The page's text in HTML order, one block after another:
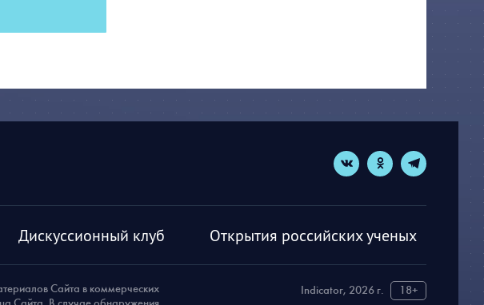
Дискуссионный клуб Открытия российских ученых
Indicator, 2026 г. 18+
Сайта в коммерческих